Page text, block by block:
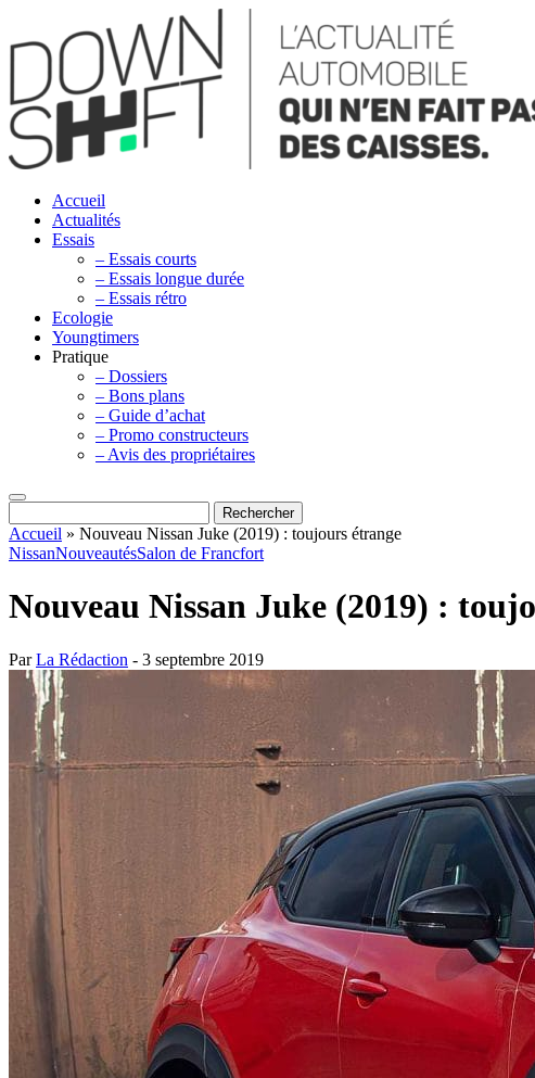
Accueil
Actualités
Essais
– Essais courts
– Essais longue durée
– Essais rétro
Ecologie
Youngtimers
Pratique
– Dossiers
– Bons plans
– Guide d’achat
– Promo constructeurs
– Avis des propriétaires
Accueil » Nouveau Nissan Juke (2019) : toujours étrange
NissanNouveautésSalon de Francfort
Nouveau Nissan Juke (2019) :
ParLa Rédaction - 3 septembre 2019